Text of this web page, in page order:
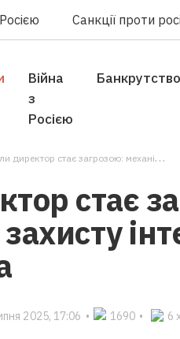
Санкції проти
Війна
з
Росією
Банкрутство
стає загрозою: механізми захисту інтересів товариства
стає
2025, 17:06 • 1690 • 6